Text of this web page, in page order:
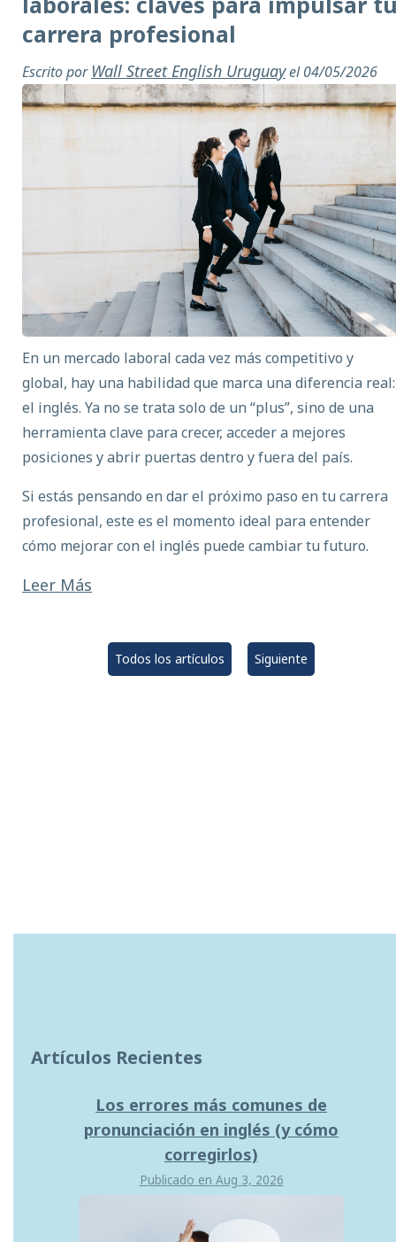
carrera profesional
Escrito por Wall Street English Uruguayel 04/05/2026
En un mercado laboral cada vez más competitivo y
global, hay una habilidad que marca una diferencia real:
el inglés. Ya no se trata solo de un “plus”, sino de una
herramienta clave para crecer, acceder a mejores
posiciones y abrir puertas dentro y fuera del país.
Si estás pensando en dar el próximo paso en tu carrera
profesional, este es el momento ideal para entender
cómo mejorar con el inglés puede cambiar tu futuro.
Leer Más
Todos los artículos Siguiente
Artículos Recientes
Los errores más comunes de
pronunciación en inglés (y cómo
corregirlos)
Publicado en Aug 3, 2026